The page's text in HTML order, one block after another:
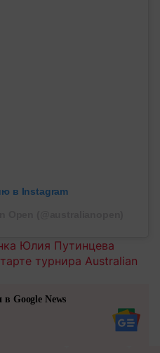
в Instagram
Юлия Путинцева
турнира Australian
Google News